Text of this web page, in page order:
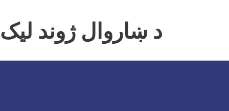
د ښاروال ژوند لیک